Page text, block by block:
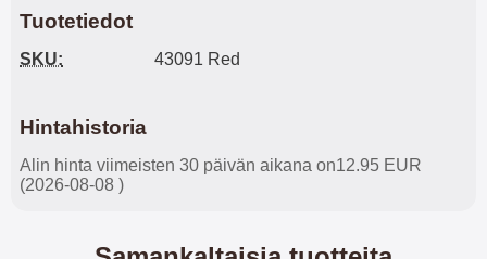
Tuotetiedot
SKU: 43091 Red
Hintahistoria
Alin hinta viimeisten 30 päivän aikana on12.95 EUR
(2026-08-08 )